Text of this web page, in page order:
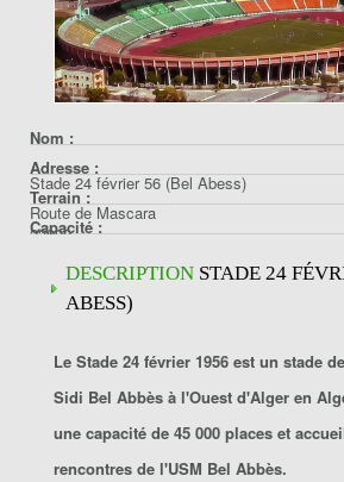
Nom :
Stade 24 février 56 (Bel Abess)
Adresse :
Route de Mascara
22000
Algérie
Terrain :
Capacité :
45000DESCRIPTION STADE 24
ABESS)
Le Stade 24 février 1956 est un stade
Sidi Bel Abbès à l'Ouest d'Alger en
une capacité de 45 000 places et
rencontres de l'USM Bel Abbès.